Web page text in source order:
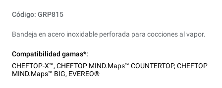
Código: GRP815
Bandeja en acero inoxidable perforada para cocciones al vapor.
Compatibilidad gamas*:
CHEFTOP-X™, CHEFTOP MIND.Maps™ COUNTERTOP, CHEFTOP
MIND.Maps™ BIG, EVEREO®